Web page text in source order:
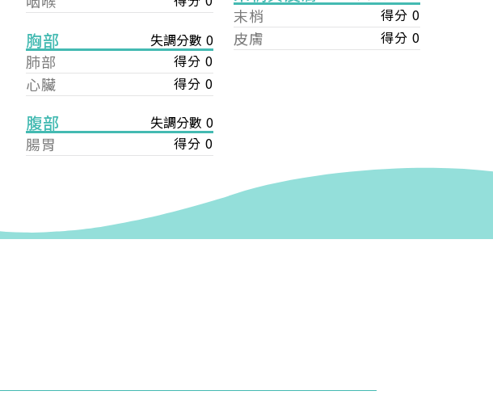
胸部 失調分數 0
肺部 得分 0
心臟 得分 0
腹部 失調分數 0
腸胃 得分 0
末梢 得分 0
皮膚 得分 0
協會理事會審核